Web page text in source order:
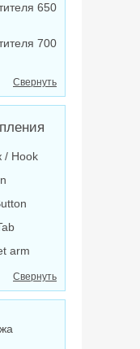
650
700
Свернуть
/ Hook
arm
Свернуть